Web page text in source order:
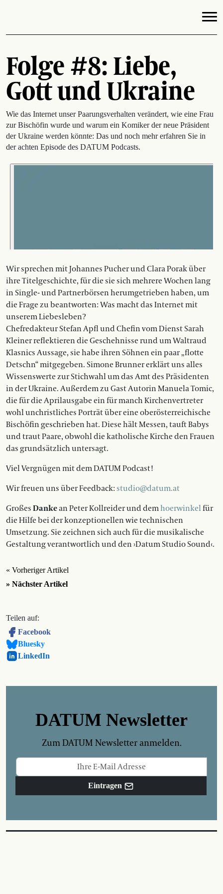
Folge #8: Liebe,
Gott und Ukraine
Wie das Internet unser Paarungsverhalten verändert, wie eine Frau
zur Bischöfin wurde und warum ein Komiker der neue Präsident
der Ukraine werden könnte: Das und noch mehr erfahren Sie in
der achten Episode des DATUM Podcasts.
Wir sprechen mit Johannes Pucher und Clara Porak über
ihre Titelgeschichte, für die sie sich mehrere Wochen lang
in Single- und Partnerbörsen herumgetrieben haben, um
die Frage zu beantworten: Was macht das Internet mit
unserem Liebesleben?
Chefredakteur Stefan Apfl und Chefin vom Dienst Sarah
Kleiner reflektieren die Geschehnisse rund um Waltraud
Klasnics Aussage, sie habe ihren Söhnen ein paar „flotte
Detschn“ mitgegeben. Simone Brunner erklärt uns alles
Wissenswerte zur Stichwahl um das Amt des Präsidenten
in der Ukraine. Außerdem zu Gast Autorin Manuela Tomic,
die für die Aprilausgabe ein für manch Kirchenvertreter
wohl unchristliches Porträt über eine oberösterreichische
Bischöfin geschrieben hat. Diese hält Messen, tauft Babys
und traut Paare, obwohl die katholische Kirche den Frauen
das grundsätzlich untersagt.
Viel Vergnügen mit dem DATUM Podcast!
Wir freuen uns über Feedback: studio@datum.at
Großes Dankean Peter Kollreider und demhoerwinkelfür
die Hilfe bei der konzeptionellen wie technischen
Umsetzung. Sie zeichnen sich auch für die musikalische
Gestaltung verantwortlich und den ›Datum Studio Sound‹.
« Vorheriger Artikel
» Nächster Artikel
Teilen auf:
Facebook
Bluesky
LinkedIn
DATUM Newsletter
Zum DATUM Newsletter anmelden.
Eintragen